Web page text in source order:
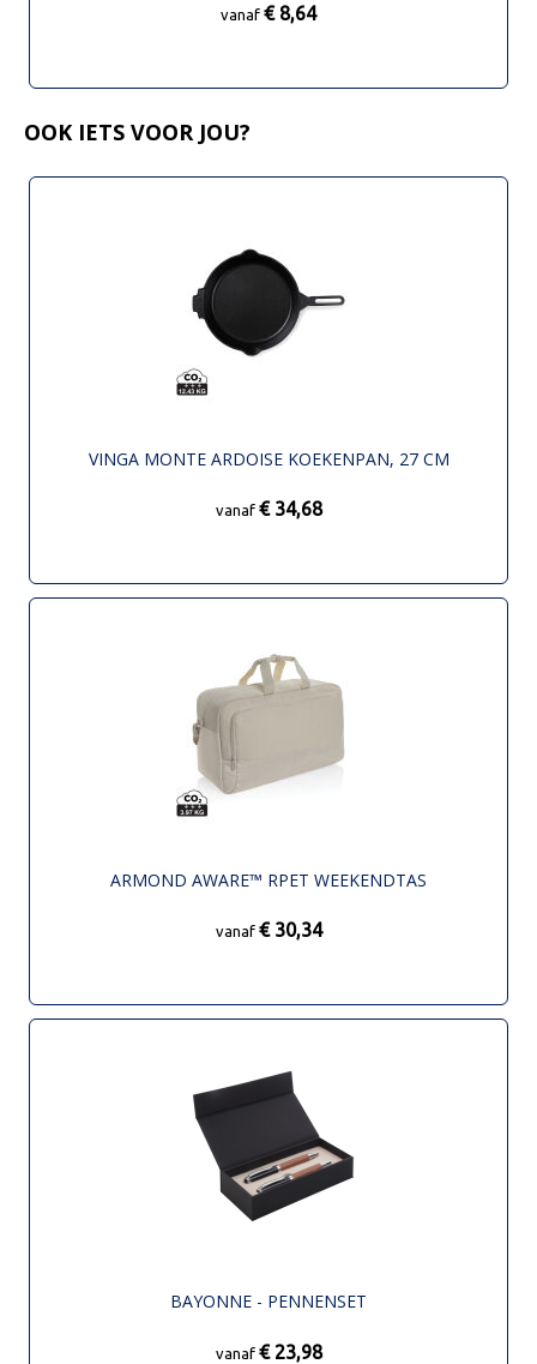
vanaf € 8,64
OOK IETS VOOR JOU?
VINGA MONTE ARDOISE KOEKENPAN, 27 CM
vanaf € 34,68
ARMOND AWARE™ RPET WEEKENDTAS
vanaf € 30,34
BAYONNE - PENNENSET
vanaf € 23,98